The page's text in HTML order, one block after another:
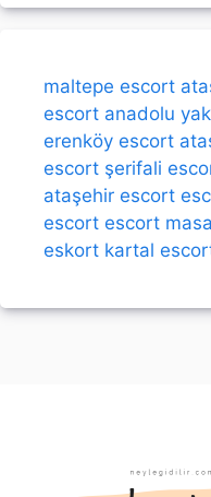
maltepe escort
escort anadolu
erenköy escort
escort şerifali
ataşehir escort
escort escort
eskort kartal